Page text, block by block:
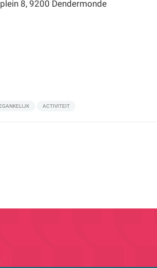
8, 9200 Dendermonde
ACTIVITEIT